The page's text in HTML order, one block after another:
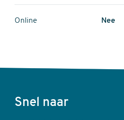
Online Nee
Voet
Snel naar